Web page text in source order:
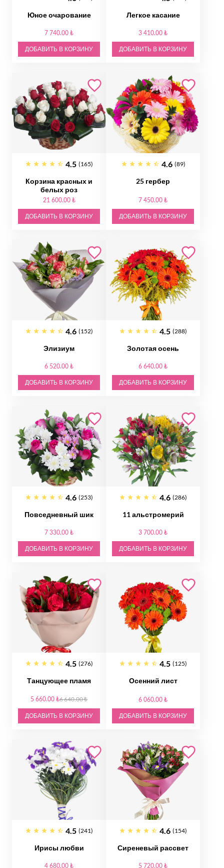
Юное очарование
7 740.00 ₺
ДОБАВИТЬ В КОРЗИНУ
Легкое касание
3 410.00 ₺
ДОБАВИТЬ В КОРЗИНУ
4.5 (165)
Корзина красных и
белых роз
21 600.00 ₺
ДОБАВИТЬ В КОРЗИНУ
4.6 (89)
25 гербер
7 450.00 ₺
ДОБАВИТЬ В КОРЗИНУ
4.6 (152)
Элизиум
6 520.00 ₺
ДОБАВИТЬ В КОРЗИНУ
4.5 (288)
Золотая осень
6 640.00 ₺
ДОБАВИТЬ В КОРЗИНУ
4.6 (253)
Повседневный шик
7 330.00 ₺
ДОБАВИТЬ В КОРЗИНУ
4.6 (286)
11 альстромерий
3 700.00 ₺
ДОБАВИТЬ В КОРЗИНУ
4.5 (276)
Танцующее пламя
5 660.00 ₺6 640.00 ₺
ДОБАВИТЬ В КОРЗИНУ
4.5 (125)
Осенний лист
6 060.00 ₺
ДОБАВИТЬ В КОРЗИНУ
4.5 (241)
Ирисы любви
4 680.00 ₺
4.6 (154)
Сиреневый рассвет
5 720.00 ₺